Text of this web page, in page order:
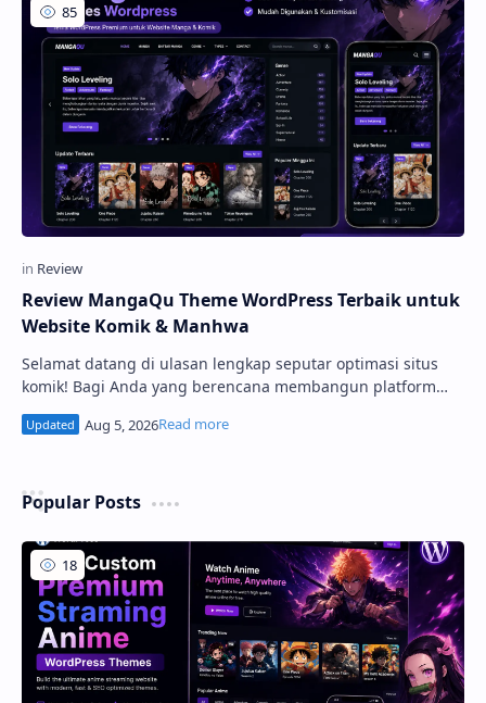
Review MangaQu Theme WordPress Terbaik untuk
Website Komik & Manhwa
Selamat datang di ulasan lengkap seputar optimasi situs
komik! Bagi Anda yang berencana membangun platform
baca manga atau komik online yang cepat, responsif, dan
mudah menghasilkan profit, memilih tema yang tepat
Popular Posts